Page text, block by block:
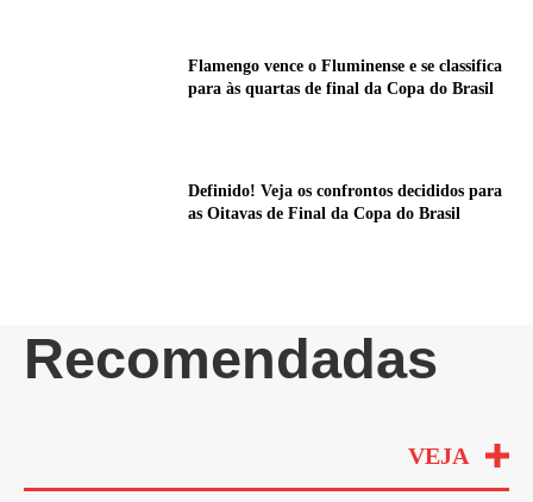
Flamengo vence o Fluminense e se classifica
para às quartas de final da Copa do Brasil
Definido! Veja os confrontos decididos para
as Oitavas de Final da Copa do Brasil
Recomendadas
VEJA